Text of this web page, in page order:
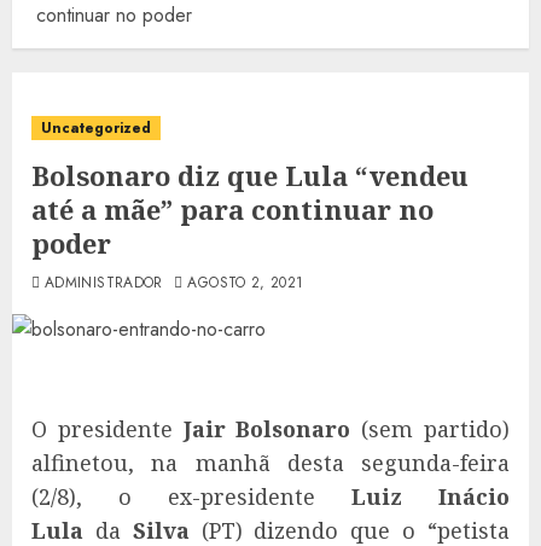
continuar no poder
Uncategorized
Bolsonaro diz que Lula “vendeu
até a mãe” para continuar no
poder
ADMINISTRADOR AGOSTO 2, 2021
O presidente Jair Bolsonaro (sem partido)
alfinetou, na manhã desta segunda-feira
(2/8), o ex-presidente Luiz Inácio
Lula da Silva (PT) dizendo que o “petista